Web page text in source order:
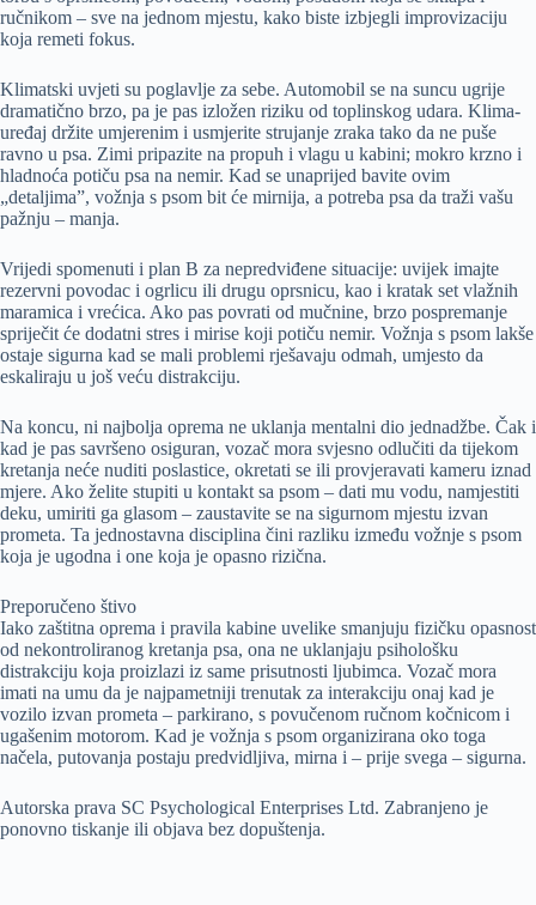
ručnikom – sve na jednom mjestu, kako biste izbjegli improvizaciju
koja remeti fokus.
Klimatski uvjeti su poglavlje za sebe. Automobil se na suncu ugrije
dramatično brzo, pa je pas izložen riziku od toplinskog udara. Klima-
uređaj držite umjerenim i usmjerite strujanje zraka tako da ne puše
ravno u psa. Zimi pripazite na propuh i vlagu u kabini; mokro krzno i
hladnoća potiču psa na nemir. Kad se unaprijed bavite ovim
„detaljima”, vožnja s psom bit će mirnija, a potreba psa da traži vašu
pažnju – manja.
Vrijedi spomenuti i plan B za nepredviđene situacije: uvijek imajte
rezervni povodac i ogrlicu ili drugu oprsnicu, kao i kratak set vlažnih
maramica i vrećica. Ako pas povrati od mučnine, brzo pospremanje
spriječit će dodatni stres i mirise koji potiču nemir. Vožnja s psom lakše
ostaje sigurna kad se mali problemi rješavaju odmah, umjesto da
eskaliraju u još veću distrakciju.
Na koncu, ni najbolja oprema ne uklanja mentalni dio jednadžbe. Čak i
kad je pas savršeno osiguran, vozač mora svjesno odlučiti da tijekom
kretanja neće nuditi poslastice, okretati se ili provjeravati kameru iznad
mjere. Ako želite stupiti u kontakt sa psom – dati mu vodu, namjestiti
deku, umiriti ga glasom – zaustavite se na sigurnom mjestu izvan
prometa. Ta jednostavna disciplina čini razliku između vožnje s psom
koja je ugodna i one koja je opasno rizična.
Preporučeno štivo
Iako zaštitna oprema i pravila kabine uvelike smanjuju fizičku opasnost
od nekontroliranog kretanja psa, ona ne uklanjaju psihološku
distrakciju koja proizlazi iz same prisutnosti ljubimca. Vozač mora
imati na umu da je najpametniji trenutak za interakciju onaj kad je
vozilo izvan prometa – parkirano, s povučenom ručnom kočnicom i
ugašenim motorom. Kad je vožnja s psom organizirana oko toga
načela, putovanja postaju predvidljiva, mirna i – prije svega – sigurna.
Autorska prava SC Psychological Enterprises Ltd. Zabranjeno je
ponovno tiskanje ili objava bez dopuštenja.